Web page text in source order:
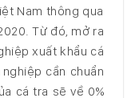
Nam thông qua
Từ đó, mở ra
xuất khẩu cá
cần chuẩn
cá tra sẽ về 0%